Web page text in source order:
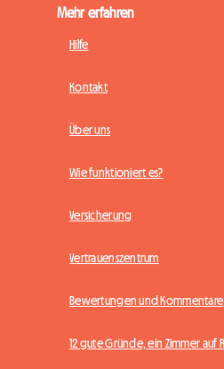
Mehr erfahren
Hilfe
Kontakt
Über uns
Wie funktioniert es?
Versicherung
Vertrauenszentrum
Bewertungen und Kommentare
12 gute Gründe, ein Zimmer auf